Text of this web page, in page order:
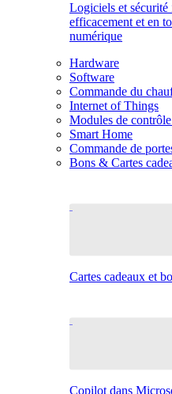
Logiciels et
efficacement et en
numérique
Hardware
Software
Commande du
Internet of Things
Modules de
Smart Home
Commande de
Bons & Cartes
Cartes cadeaux et
Copilot dans